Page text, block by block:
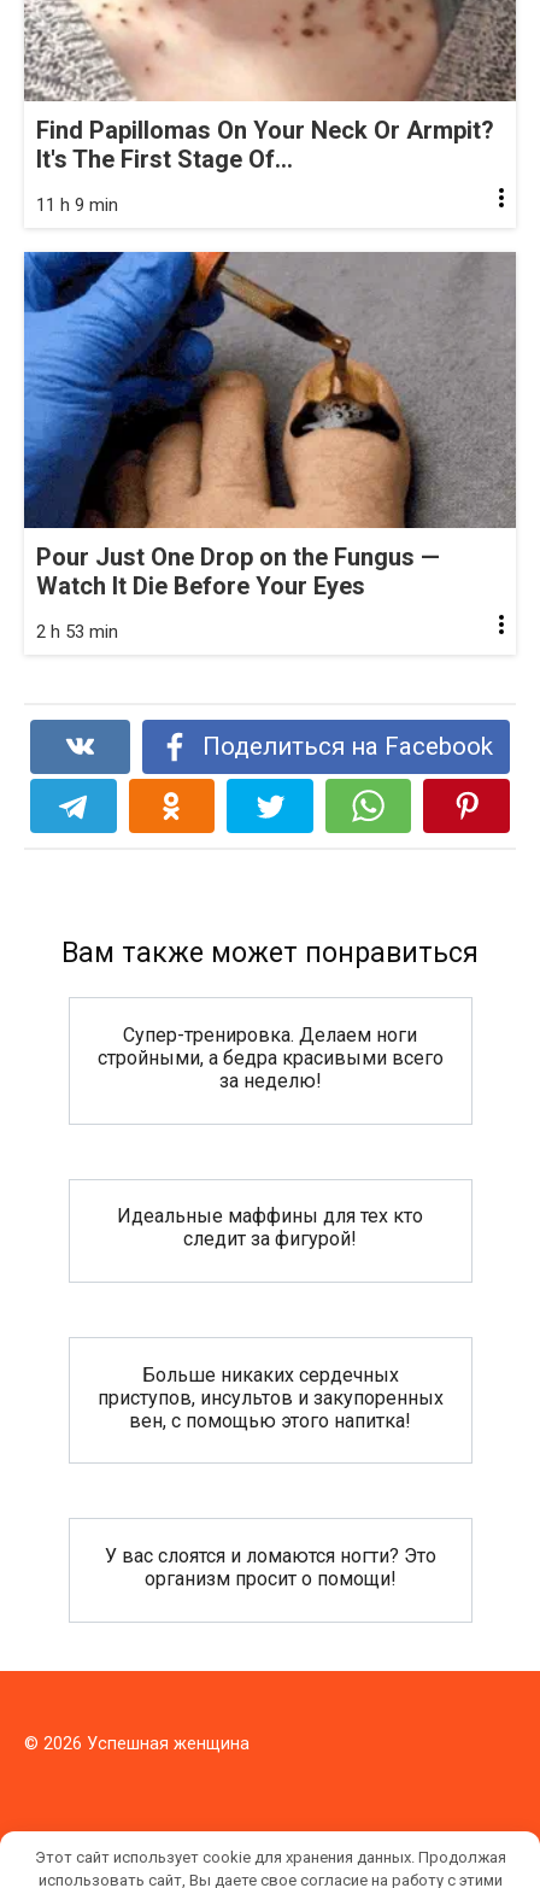
Find Papillomas On Your Neck Or Armpit?
It's The First Stage Of...
11 h 9 min
Pour Just One Drop on the Fungus —
Watch It Die Before Your Eyes
2 h 53 min
Поделиться на Facebook
Вам также может понравиться
Супер-тренировка. Делаем ноги
стройными, а бедра красивыми всего
за неделю!
Идеальные маффины для тех кто
следит за фигурой!
Больше никаких сердечных
приступов, инсультов и закупоренных
вен, с помощью этого напитка!
У вас слоятся и ломаются ногти? Это
организм просит о помощи!
© 2026 Успешная женщина
Этот сайт использует cookie для хранения данных. Продолжая
использовать сайт, Вы даете свое согласие на работу с этими